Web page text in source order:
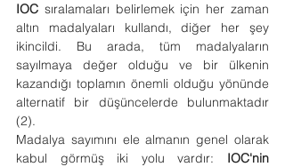
IOC sıralamaları belirlemek için her zaman
altın madalyaları kullandı, diğer her şey
ikincildi. Bu arada, tüm madalyaların
sayılmaya değer olduğu ve bir ülkenin
kazandığı toplamın önemli olduğu yönünde
alternatif bir düşüncelerde bulunmaktadır
(2).
Madalya sayımını ele almanın genel olarak
kabul görmüş iki yolu vardır: IOC'nin